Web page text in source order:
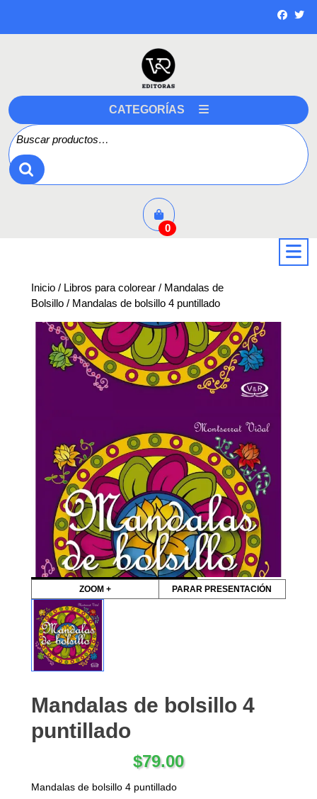
contenido
CATEGORÍAS
Buscar por:
0
Inicio / Libros para colorear / Mandalas de
Bolsillo / Mandalas de bolsillo 4 puntillado
ZOOM + PARAR PRESENTACIÓN
Mandalas de bolsillo 4
puntillado
$79.00
Mandalas de bolsillo 4 puntillado